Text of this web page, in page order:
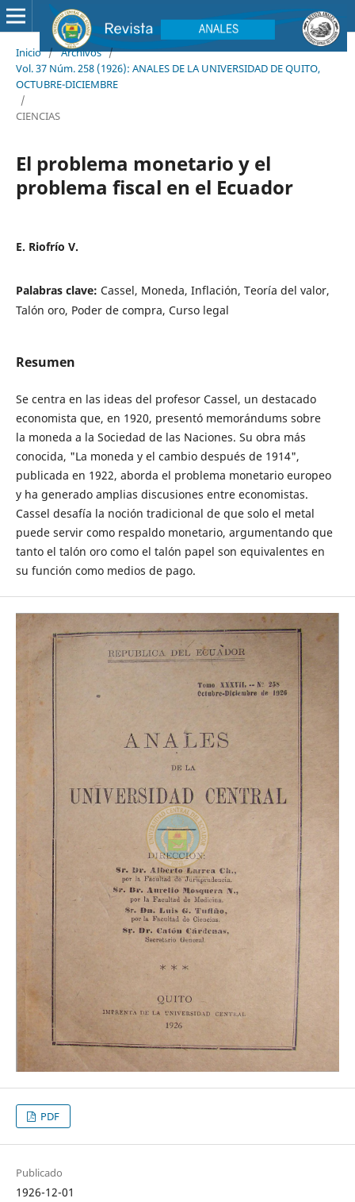
Inicio / Archivos /
Vol. 37 Núm. 258 (1926): ANALES DE LA UNIVERSIDAD DE QUITO,
OCTUBRE-DICIEMBRE
/
CIENCIAS
El problema monetario y el
problema fiscal en el Ecuador
E. Riofrío V.
Palabras clave: Cassel, Moneda, Inflación, Teoría del valor,
Talón oro, Poder de compra, Curso legal
Resumen
Se centra en las ideas del profesor Cassel, un destacado
economista que, en 1920, presentó memorándums sobre
la moneda a la Sociedad de las Naciones. Su obra más
conocida, "La moneda y el cambio después de 1914",
publicada en 1922, aborda el problema monetario europeo
y ha generado amplias discusiones entre economistas.
Cassel desafía la noción tradicional de que solo el metal
puede servir como respaldo monetario, argumentando que
tanto el talón oro como el talón papel son equivalentes en
su función como medios de pago.
PDF
Publicado
1926-12-01